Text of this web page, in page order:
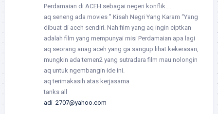
Perdamaian di ACEH sebagai negeri konflik….
aq seneng ada movies ” Kisah Negri Yang Karam “Yang
dibuat di aceh sendiri. Nah film yang aq ingin ciptkan
adalah film yang mempunyai misi Perdamaian apa lagi
aq seorang anag aceh yang ga sangup lihat kekerasan,
mungkin ada temen2 yang sutradara film mau nolongin
aq untuk ngembangin ide ini.
aq terimakasih atas kerjasama
tanks all
adi_2707@yahoo.com